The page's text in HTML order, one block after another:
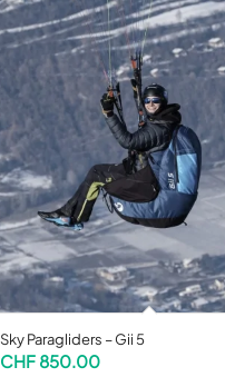
Sky Paragliders – Gii 5
CHF 850.00